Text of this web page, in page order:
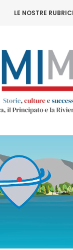
LE NOSTRE